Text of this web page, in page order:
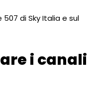
di Sky Italia e sul
i canali